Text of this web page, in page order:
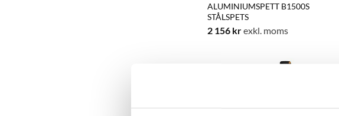
ALUMINIUMSPETT B1500S
STÅLSPETS
2 156 krexkl. moms